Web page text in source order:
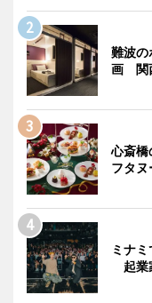
難波の
画 関
心斎橋
フタ
ミナ
起業